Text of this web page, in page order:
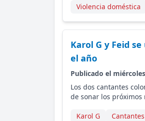
Violencia doméstica
Karol G y Feid
el año
Publicado el
Los dos cantantes
de sonar los próximos
Karol G